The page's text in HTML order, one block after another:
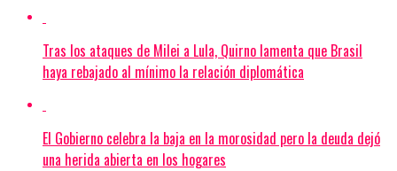
Tras los ataques de Milei a Lula, Quirno lamenta que Brasil
haya rebajado al mínimo la relación diplomática
El Gobierno celebra la baja en la morosidad pero la deuda dejó
una herida abierta en los hogares